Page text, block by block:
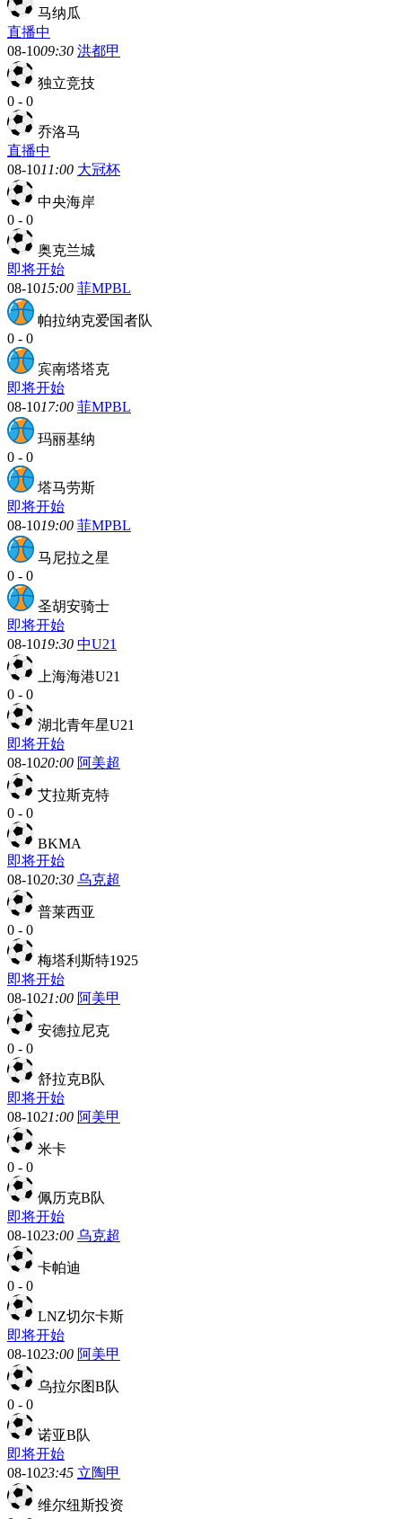
马纳瓜
直播中
08-1009:30 洪都甲
独立竞技
0 - 0
乔洛马
直播中
08-1011:00 大冠杯
中央海岸
0 - 0
奥克兰城
即将开始
08-1015:00 菲MPBL
帕拉纳克爱国者队
0 - 0
宾南塔塔克
即将开始
08-1017:00 菲MPBL
玛丽基纳
0 - 0
塔马劳斯
即将开始
08-1019:00 菲MPBL
马尼拉之星
0 - 0
圣胡安骑士
即将开始
08-1019:30 中U21
上海海港U21
0 - 0
湖北青年星U21
即将开始
08-1020:00 阿美超
艾拉斯克特
0 - 0
BKMA
即将开始
08-1020:30 乌克超
普莱西亚
0 - 0
梅塔利斯特1925
即将开始
08-1021:00 阿美甲
安德拉尼克
0 - 0
舒拉克B队
即将开始
08-1021:00 阿美甲
米卡
0 - 0
佩历克B队
即将开始
08-1023:00 乌克超
卡帕迪
0 - 0
LNZ切尔卡斯
即将开始
08-1023:00 阿美甲
乌拉尔图B队
0 - 0
诺亚B队
即将开始
08-1023:45 立陶甲
维尔纽斯投资